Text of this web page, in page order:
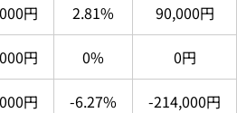
円 2.81% 90,000円
円 0% 0円
円 -6.27% -214,000円